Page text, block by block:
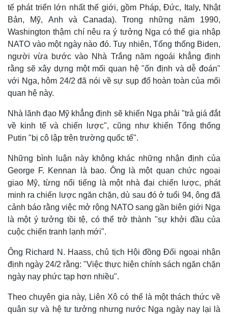
Thế giới
Quan sát
Cuộc sống đó đây
Hồ sơ
Multimedia
Video
Ảnh
E-Magazine
Infographic
tế phát triển lớn nhất thế giới, gồm Pháp, Đức, Italy, Nhật
Bản, Mỹ, Anh và Canada). Trong những năm 1990,
Washington thậm chí nêu ra ý tưởng Nga có thể gia nhập
NATO vào một ngày nào đó. Tuy nhiên, Tổng thống Biden,
người vừa bước vào Nhà Trắng năm ngoái khẳng định
rằng sẽ xây dựng một mối quan hệ "ổn định và dễ đoán"
với Nga, hôm 24/2 đã nói về sự sụp đổ hoàn toàn của mối
quan hệ này.
Nhà lãnh đạo Mỹ khẳng định sẽ khiến Nga phải "trả giá đắt
về kinh tế và chiến lược", cũng như khiến Tổng thống
Putin "bị cô lập trên trường quốc tế".
Những bình luận này không khác những nhận định của
George F. Kennan là bao. Ông là một quan chức ngoại
giao Mỹ, từng nổi tiếng là một nhà đại chiến lược, phát
minh ra chiến lược ngăn chặn, dù sau đó ở tuổi 94, ông đã
cảnh báo rằng việc mở rộng NATO sang gần biên giới Nga
là một ý tưởng tồi tệ, có thể trở thành "sự khởi đầu của
cuộc chiến tranh lạnh mới".
Ông Richard N. Haass, chủ tịch Hội đồng Đối ngoại nhận
định ngày 24/2 rằng: "Việc thực hiện chính sách ngăn chặn
ngày nay phức tạp hơn nhiều".
Theo chuyên gia này, Liên Xô có thể là một thách thức về
quân sự và hệ tư tưởng nhưng nước Nga ngày nay lại là